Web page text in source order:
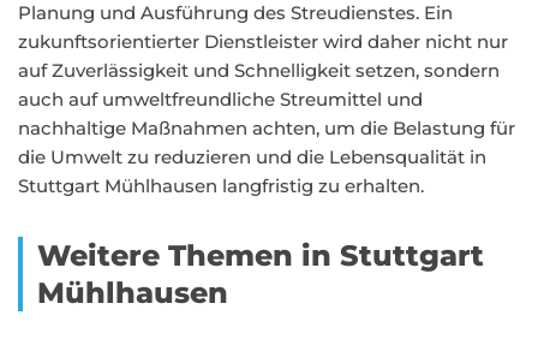
Planung und Ausführung des Streudienstes. Ein
zukunftsorientierter Dienstleister wird daher nicht nur
auf Zuverlässigkeit und Schnelligkeit setzen, sondern
auch auf umweltfreundliche Streumittel und
nachhaltige Maßnahmen achten, um die Belastung für
die Umwelt zu reduzieren und die Lebensqualität in
Stuttgart Mühlhausen langfristig zu erhalten.
Weitere Themen in Stuttgart
Mühlhausen